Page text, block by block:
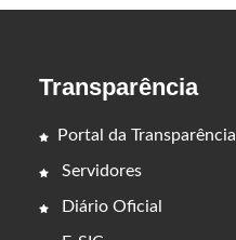
Transparência
Portal da Transparência
Servidores
Diário Oficial